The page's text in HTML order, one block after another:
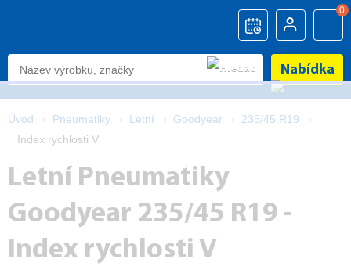
0
Nabídka
Úvod Pneumatiky Letní Goodyear
235/45 R19
Index rychlosti V
Letní Pneumatiky
Goodyear 235/45 R19 -
Index rychlosti V